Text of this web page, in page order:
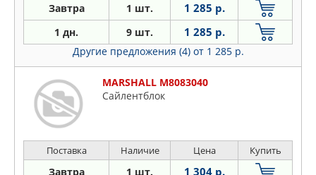
Завтра 1 шт. 1 285 р.
1 дн. 9 шт. 1 285 р.
Другие предложения (4) от 1 285 р.
MARSHALL M8083040
Сайлентблок
Поставка Наличие Цена Купить
Завтра 1 шт. 1 304 р.